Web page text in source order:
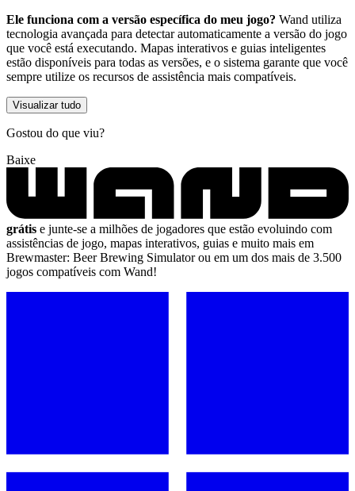
Ele funciona com a versão específica do meu jogo? Wand utiliza
tecnologia avançada para detectar automaticamente a versão do jogo
que você está executando. Mapas interativos e guias inteligentes
estão disponíveis para todas as versões, e o sistema garante que você
sempre utilize os recursos de assistência mais compatíveis.
Visualizar tudo
Gostou do que viu?
Baixe
grátis e junte-se a milhões de jogadores que estão evoluindo com
assistências de jogo, mapas interativos, guias e muito mais em
Brewmaster: Beer Brewing Simulator ou em um dos mais de 3.500
jogos compatíveis com Wand!